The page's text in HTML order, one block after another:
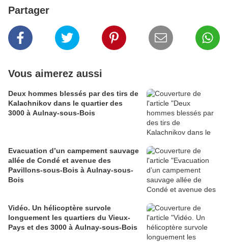
Partager
Vous aimerez aussi
Deux hommes blessés par des tirs de
Kalachnikov dans le quartier des
3000 à Aulnay-sous-Bois
Evacuation d’un campement sauvage
allée de Condé et avenue des
Pavillons-sous-Bois à Aulnay-sous-
Bois
Vidéo. Un hélicoptère survole
longuement les quartiers du Vieux-
Pays et des 3000 à Aulnay-sous-Bois